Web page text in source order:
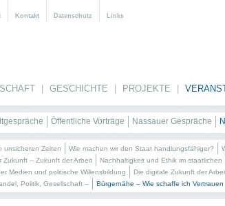
Kontakt Datenschutz Links
GESCHICHTE PROJEKTE
Öffentliche Vorträge Nassauer Gespräche
unsicheren Zeiten Wie machen wir den Staat handlungsfähiger?
Zukunft – Zukunft der Arbeit
Nachhaltigkeit und Ethik im staatlichen
Medien und politische Willensbildung
Die digitale Zukunft der
Politik, Gesellschaft –
Bürgernähe – Wie schaffe ich Vertrauen